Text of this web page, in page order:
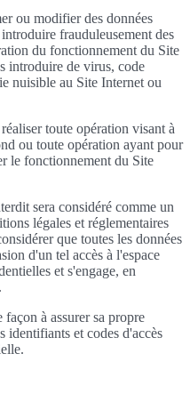
ou modifier des données
frauduleusement des
du fonctionnement du Site
introduire de virus, code
nuisible au Site Internet ou
toute opération visant à
ou toute opération ayant pour
le fonctionnement du Site
sera considéré comme un
légales et réglementaires
que toutes les données
d'un tel accès à l'espace
et s'engage, en
à assurer sa propre
identifiants et codes d'accès